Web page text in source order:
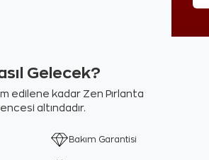
Gelecek?
edilene kadar Zen Pırlanta
altındadır.
Bakım Garantisi